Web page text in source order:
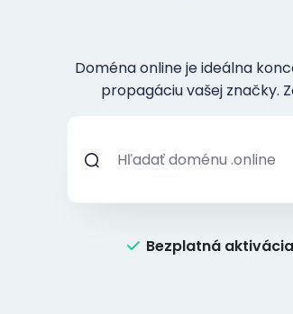
Doména online je ideálna
propagáciu vašej značky.
Bezplatná aktivácia